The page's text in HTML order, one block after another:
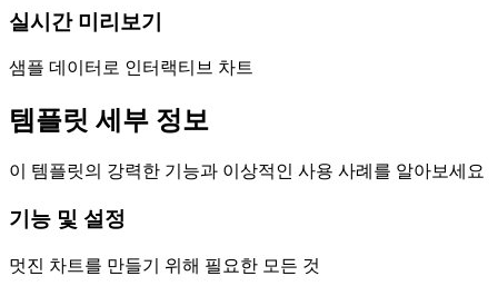
실시간 미리보기
샘플 데이터로 인터랙티브 차트
템플릿 세부 정보
이 템플릿의 강력한 기능과 이상적인 사용 사례를 알아보세요
기능 및 설정
멋진 차트를 만들기 위해 필요한 모든 것